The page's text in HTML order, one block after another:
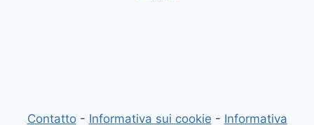
Contatto- Informativa sui cookie - Informativa